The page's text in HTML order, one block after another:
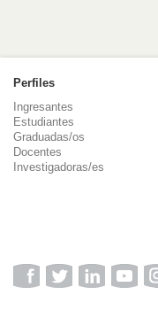
Perfiles
Ingresantes
Estudiantes
Graduadas/os
Docentes
Investigadoras/es